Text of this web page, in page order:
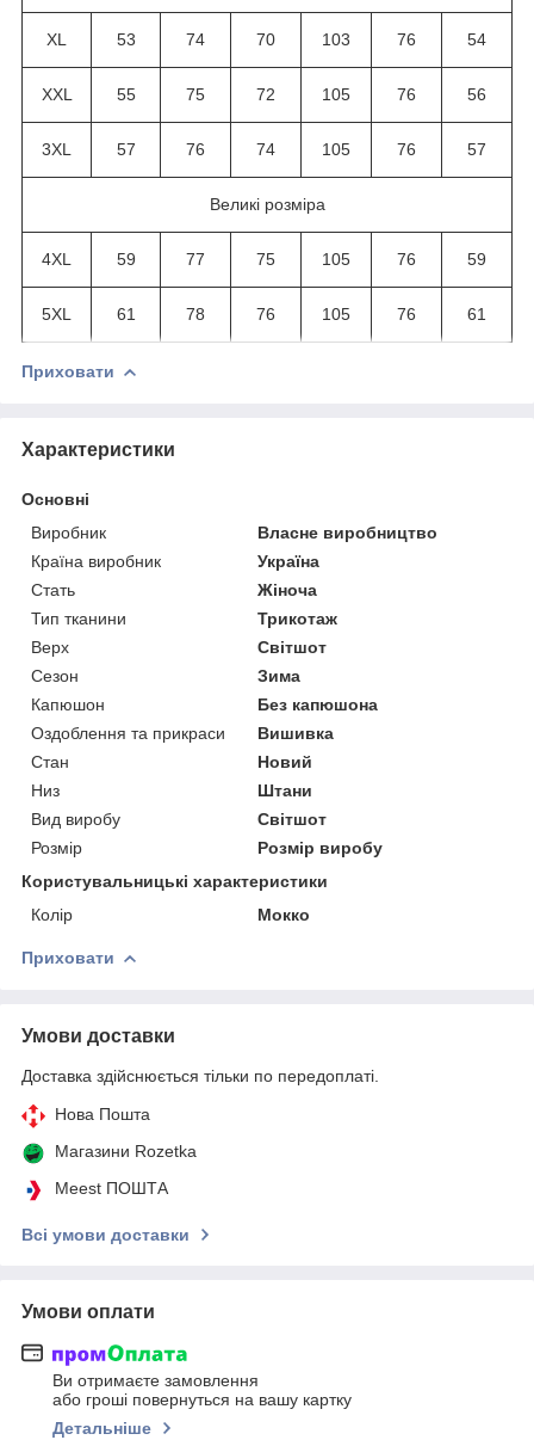
XL 53 74 70 103 76 54
XXL 55 75 72 105 76 56
3XL 57 76 74 105 76 57
Великі розміра
4XL 59 77 75 105 76 59
5XL 61 78 76 105 76 61
Приховати
Характеристики
Основні
Виробник
Власне виробництво
Країна виробник
Україна
Стать
Жіноча
Тип тканини
Трикотаж
Верх
Світшот
Сезон
Зима
Капюшон
Без капюшона
Оздоблення та прикраси
Вишивка
Стан
Новий
Низ
Штани
Вид виробу
Світшот
Розмір
Розмір виробу
Користувальницькі характеристики
Колір
Мокко
Приховати
Умови доставки
Доставка здійснюється тільки по передоплаті.
Нова Пошта
Магазини Rozetka
Meest ПОШТА
Всі умови доставки
Умови оплати
Ви отримаєте замовлення
або гроші повернуться на вашу картку
Детальніше